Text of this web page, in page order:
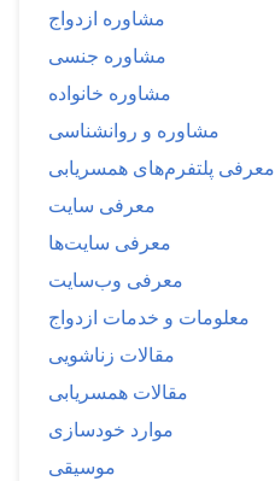
مشاوره ازدواج
مشاوره جنسی
مشاوره خانواده
مشاوره و روانشناسی
معرفی پلتفرم‌های همسریابی
معرفی سایت
معرفی سایت‌ها
معرفی وب‌سایت
معلومات و خدمات ازدواج
مقالات زناشویی
مقالات همسریابی
موارد خودسازی
موسیقی